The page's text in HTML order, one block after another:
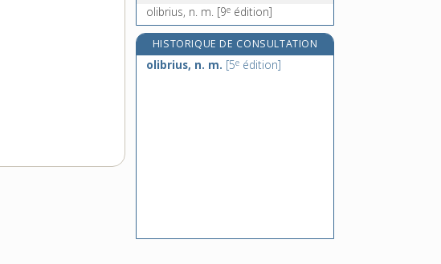
olibrius, n. m. [9e édition]
HISTORIQUE DE CONSULTATION
olibrius, n. m. [5e édition]